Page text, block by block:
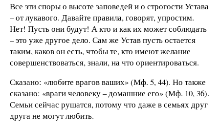
Все эти споры о высоте заповедей и о строгости Устава
– от лукавого. Давайте правила, говорят, упростим.
Нет! Пусть они будут! А кто и как их может соблюдать
– это уже другое дело. Сам же Устав пусть остается
таким, каков он есть, чтобы те, кто имеют желание
совершенствоваться, знали, на что ориентироваться.
Сказано: «любите врагов ваших» (Мф. 5, 44). Но также
сказано: «враги человеку – домашние его» (Мф. 10, 36).
Семьи сейчас рушатся, потому что даже в семьях друг
друга не могут любить.